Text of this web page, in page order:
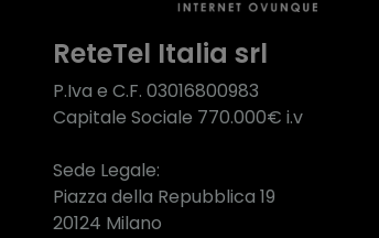
ReteTel Italia srl
P.Iva e C.F. 03016800983
Capitale Sociale 770.000€ i.v
Sede Legale:
Piazza della Repubblica 19
20124 Milano